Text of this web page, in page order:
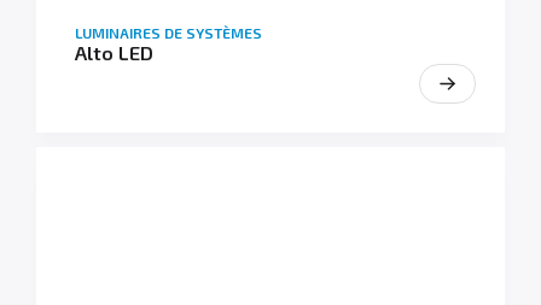
LUMINAIRES DE SYSTÈMES
Alto LED